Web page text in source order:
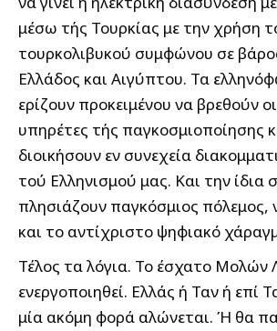
μέσω τής Τουρκίας με την χρήση
τουρκολιβυκού συμφώνου σε
Ελλάδος και Αιγύπτου. Τα
ερίζουν προκειμένου να βρεθούν
υπηρέτες τής παγκοσμιοποίησης
διοικήσουν εν συνεχεία
τού Ελληνισμού μας. Και την ίδια
πλησιάζουν παγκόσμιος πόλεμος,
και το αντίχριστο ψηφιακό
Τέλος τα λόγια. Το έσχατο Μολών
ενεργοποιηθεί. Ελλάς ή Ταν ή επί
μία ακόμη φορά αλώνεται. Ή θα